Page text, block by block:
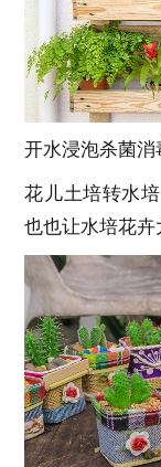
开水浸泡杀菌消
花儿土培转水
也也让水培花卉